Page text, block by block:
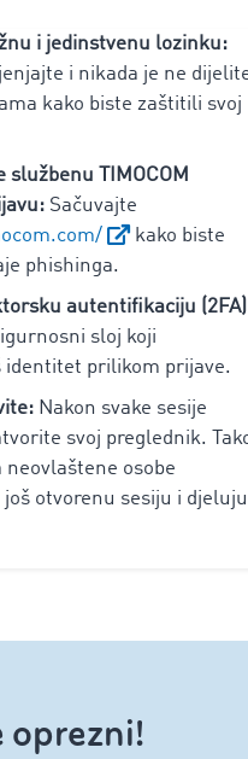
i jedinstvenu lozinku:
i nikada je ne
kako biste zaštitili svoj
TIMOCOM
Sačuvajte
kako biste
phishinga.
autentifikaciju
sloj koji
identitet prilikom prijave.
Nakon svake sesije
svoj preglednik.
neovlaštene osobe
još otvorenu sesiju i djeluju
oprezni!